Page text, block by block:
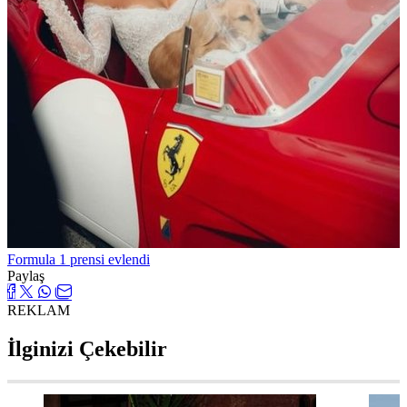
Formula 1 prensi evlendi
Paylaş
REKLAM
İlginizi Çekebilir